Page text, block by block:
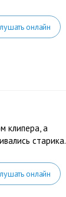
онлайн
клипера, а
старика.
онлайн